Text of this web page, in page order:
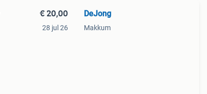
€ 20,00
28 jul 26
DeJong
Makkum